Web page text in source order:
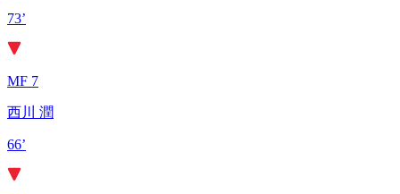
73’
MF 7
西川 潤
66’